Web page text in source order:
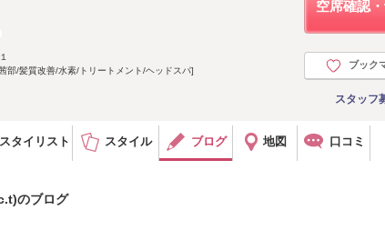
空席確認
ブック
スタッフ
部/髪質改善/水素/トリートメント/ヘッドスパ]
スタイリスト スタイル ブログ 地図 口コミ
のブログ